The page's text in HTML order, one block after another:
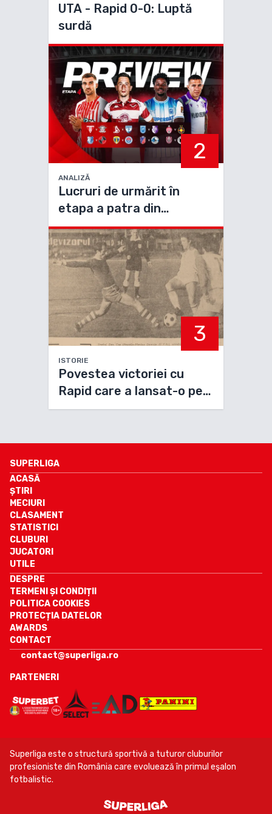
UTA - Rapid 0-0: Luptă
surdă
2
ANALIZĂ
Lucruri de urmărit în
etapa a patra din
Superliga
3
ISTORIE
Povestea victoriei cu
Rapid care a lansat-o pe
UTA spre titlul din 1970
SUPERLIGA
ACASĂ
ȘTIRI
MECIURI
CLASAMENT
STATISTICI
CLUBURI
JUCATORI
UTILE
DESPRE
TERMENI ȘI CONDIȚII
POLITICA COOKIES
PROTECȚIA DATELOR
AWARDS
CONTACT
contact@superliga.ro
PARTENERI
Superliga este o structură sportivă a tuturor cluburilor
profesioniste din România care evoluează în primul eşalon
fotbalistic.